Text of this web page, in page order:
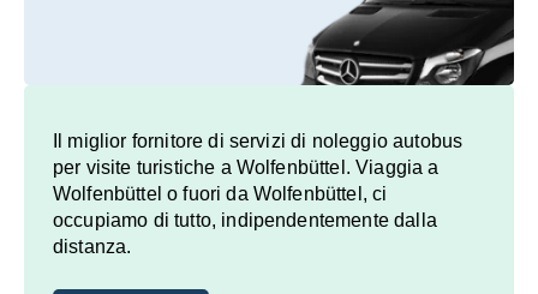
Il miglior fornitore di servizi di noleggio autobus
per visite turistiche a Wolfenbüttel. Viaggia a
Wolfenbüttel o fuori da Wolfenbüttel, ci
occupiamo di tutto, indipendentemente dalla
distanza.